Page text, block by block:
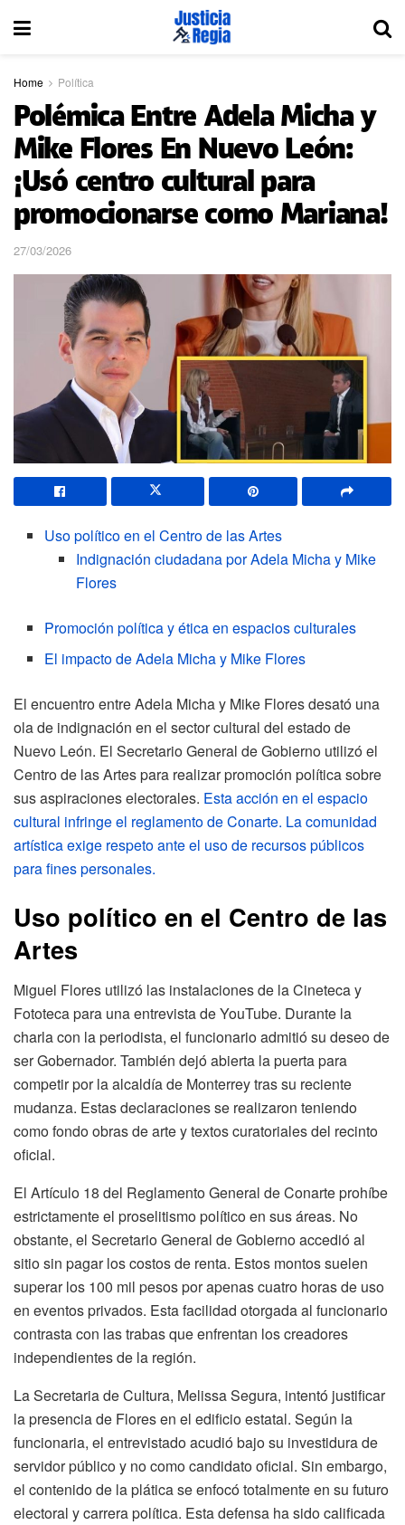
Home Política
Polémica Entre Adela Micha y
Mike Flores En Nuevo León:
¡Usó centro cultural para
promocionarse como Mariana!
27/03/2026
Uso político en el Centro de las Artes
Indignación ciudadana por Adela Micha y Mike
Flores
Promoción política y ética en espacios culturales
El impacto de Adela Micha y Mike Flores
El encuentro entre Adela Micha y Mike Flores desató una
ola de indignación en el sector cultural del estado de
Nuevo León. El Secretario General de Gobierno utilizó el
Centro de las Artes para realizar promoción política sobre
sus aspiraciones electorales. Esta acción en el espacio
cultural infringe el reglamento de Conarte. La comunidad
artística exige respeto ante el uso de recursos públicos
para fines personales.
Uso político en el Centro de las
Artes
Miguel Flores utilizó las instalaciones de la Cineteca y
Fototeca para una entrevista de YouTube. Durante la
charla con la periodista, el funcionario admitió su deseo de
ser Gobernador. También dejó abierta la puerta para
competir por la alcaldía de Monterrey tras su reciente
mudanza. Estas declaraciones se realizaron teniendo
como fondo obras de arte y textos curatoriales del recinto
oficial.
El Artículo 18 del Reglamento General de Conarte prohíbe
estrictamente el proselitismo político en sus áreas. No
obstante, el Secretario General de Gobierno accedió al
sitio sin pagar los costos de renta. Estos montos suelen
superar los 100 mil pesos por apenas cuatro horas de uso
en eventos privados. Esta facilidad otorgada al funcionario
contrasta con las trabas que enfrentan los creadores
independientes de la región.
La Secretaria de Cultura, Melissa Segura, intentó justificar
la presencia de Flores en el edificio estatal. Según la
funcionaria, el entrevistado acudió bajo su investidura de
servidor público y no como candidato oficial. Sin embargo,
el contenido de la plática se enfocó totalmente en su futuro
electoral y carrera política. Esta defensa ha sido calificada